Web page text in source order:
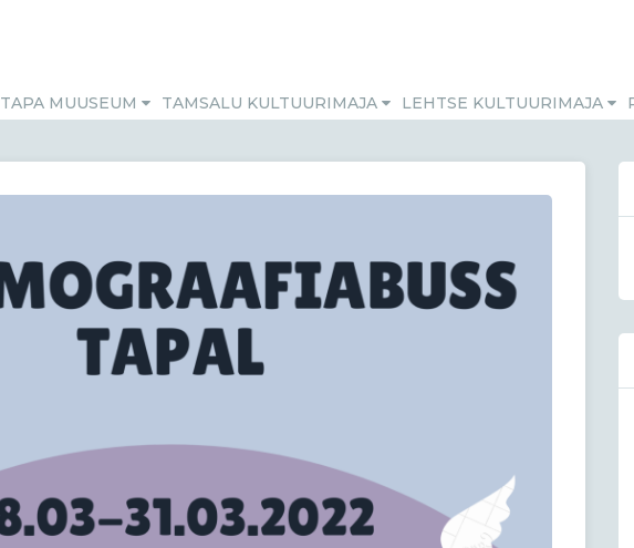
TAPA MUUSEUM TAMSALU KULTUURIMAJA LEHTSE KULTUURIMAJA